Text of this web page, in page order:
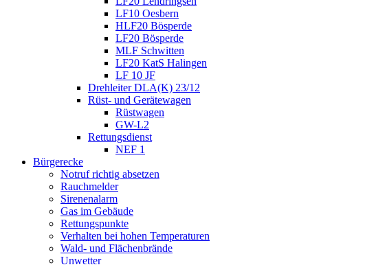
LF10 Oesbern
HLF20 Bösperde
LF20 Bösperde
MLF Schwitten
LF20 KatS Halingen
LF 10 JF
Drehleiter DLA(K) 23/12
Rüst- und Gerätewagen
Rüstwagen
GW-L2
Rettungsdienst
NEF 1
Bürgerecke
Notruf richtig absetzen
Rauchmelder
Sirenenalarm
Gas im Gebäude
Rettungspunkte
Verhalten bei hohen Temperaturen
Wald- und Flächenbrände
Unwetter